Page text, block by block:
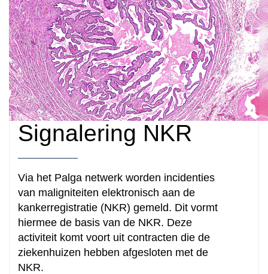
Signalering NKR
Via het Palga netwerk worden incidenties
van maligniteiten elektronisch aan de
kankerregistratie (NKR) gemeld. Dit vormt
hiermee de basis van de NKR. Deze
activiteit komt voort uit contracten die de
ziekenhuizen hebben afgesloten met de
NKR.